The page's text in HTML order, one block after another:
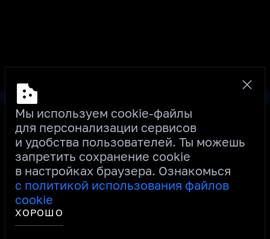
INFO@OFFZONE.MOSCOW
OFFZONESURVIVOR
Мы используем cookie‑файлы
для персонализации сервисов
и удобства пользователей. Ты можешь
запретить сохранение сookie
в настройках браузера. Ознакомься
с политикой использования файлов
cookie
ХОРОШО